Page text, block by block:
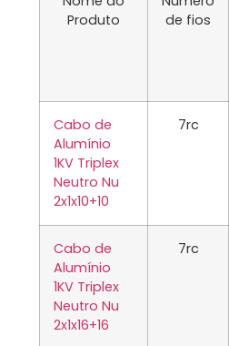
Produto
de fios
Cabo de
Alumínio
1KV Triplex
Neutro Nu
2x1x10+10
7rc
Cabo de
Alumínio
1KV Triplex
Neutro Nu
2x1x16+16
7rc